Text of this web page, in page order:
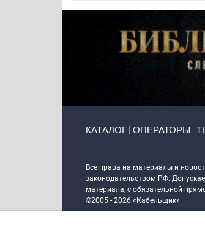
КАТАЛОГ ОПЕРАТОРЫ
Все права на материалы и
законодательством РФ.
материала, с обязательной
©2005 - 2026 «Кабельщик»